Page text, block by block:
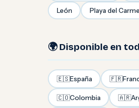
León Playa del
🌍 Disponible en
🇪🇸España 🇫🇷
🇨🇴Colombia 🇦🇷